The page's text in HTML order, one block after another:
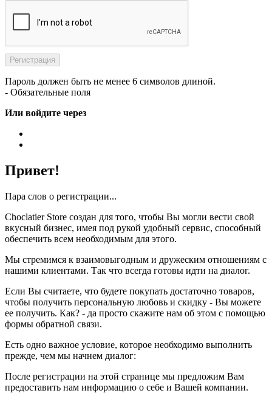
Пароль должен быть не менее 6 символов длиной.
- Обязательные поля
Или войдите через
Привет!
Пара слов о регистрации...
Choclatier Store создан для того, чтобы Вы могли вести свой
вкусный бизнес, имея под рукой удобный сервис, способный
обеспечить всем необходимым для этого.
Мы стремимся к взаимовыгодным и дружеским отношениям с
нашими клиентами. Так что всегда готовы идти на диалог.
Если Вы считаете, что будете покупать достаточно товаров,
чтобы получить персональную любовь и скидку - Вы можете
ее получить. Как? - да просто скажите нам об этом с помощью
формы обратной связи.
Есть одно важное условие, которое необходимо выполнить
прежде, чем мы начнем диалог:
После регистрации на этой странице мы предложим Вам
предоставить нам информацию о себе и Вашей компании.